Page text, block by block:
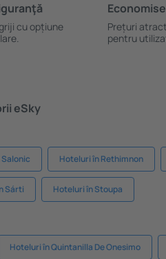
cu opțiune
Prețuri
pentru
eSky
Hoteluri în Rethimnon
Sárti Hoteluri în Stoupa
Hoteluri în Quintanilla De Onesimo